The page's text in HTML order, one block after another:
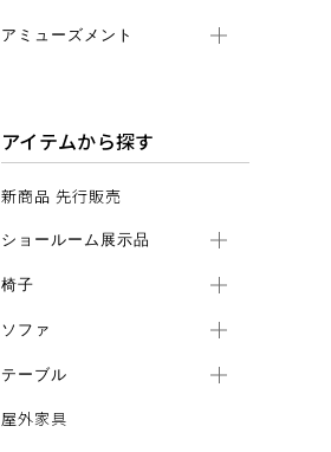
アミューズメント
アイテムから探す
新商品 先行販売
ショールーム展示品
椅子
ソファ
テーブル
屋外家具